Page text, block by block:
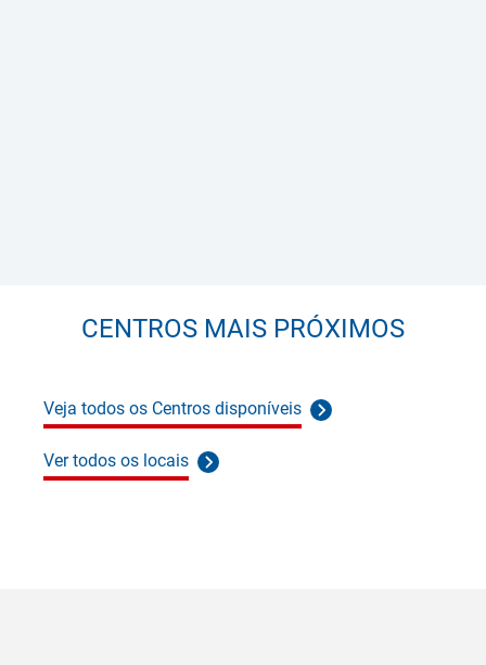
CENTROS MAIS PRÓXIMOS
Veja todos os Centros disponíveis
Ver todos os locais